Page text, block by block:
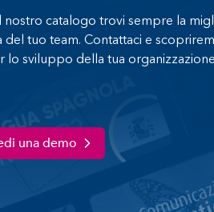
nostro catalogo trovi sempre la
tuo team. Contattaci e
lo sviluppo della tua
una demo